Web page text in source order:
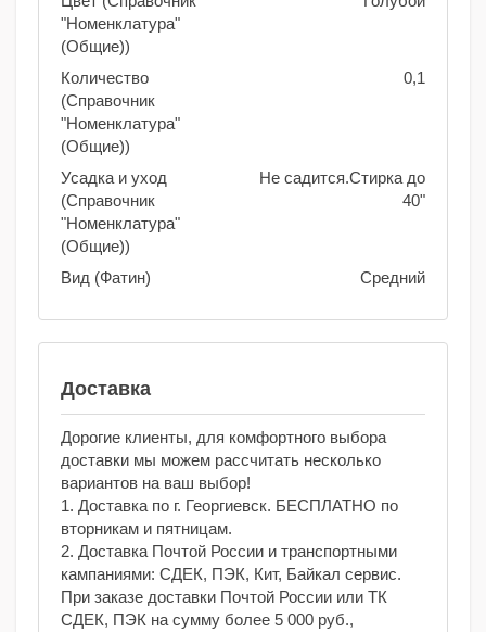
"Номенклатура"
(Общие))
Количество
(Справочник
"Номенклатура"
(Общие))
0,1
Усадка и уход
(Справочник
"Номенклатура"
(Общие))
Не садится.Стирка до
40"
Вид (Фатин) Средний
Доставка
Дорогие клиенты, для комфортного выбора
доставки мы можем рассчитать несколько
вариантов на ваш выбор!
1. Доставка по г. Георгиевск. БЕСПЛАТНО по
вторникам и пятницам.
2. Доставка Почтой России и транспортными
кампаниями: СДЕК, ПЭК, Кит, Байкал сервис.
При заказе доставки Почтой России или ТК
СДЕК, ПЭК на сумму более 5 000 руб.,